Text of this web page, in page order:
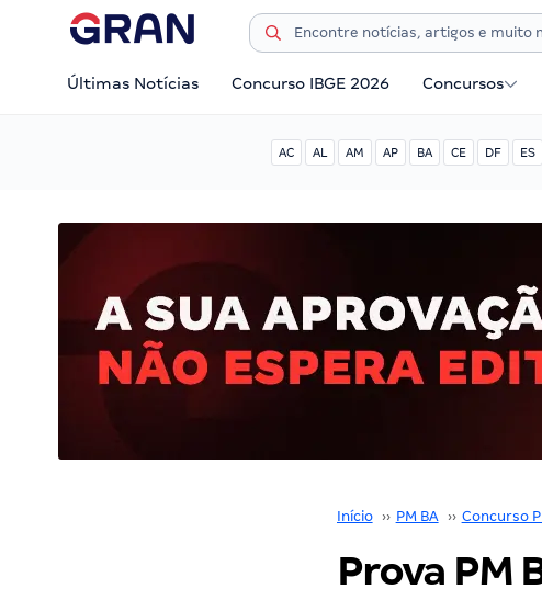
Últimas Notícias Concurso IBGE 2026 Concursos
AC AL AM AP BA CE DF ES
Início ›› PM BA ›› Concurso
Prova PM